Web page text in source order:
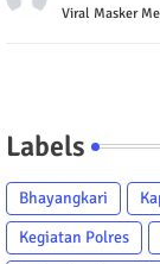
Viral Masker
Labels
Bhayangkari
Kegiatan Polres